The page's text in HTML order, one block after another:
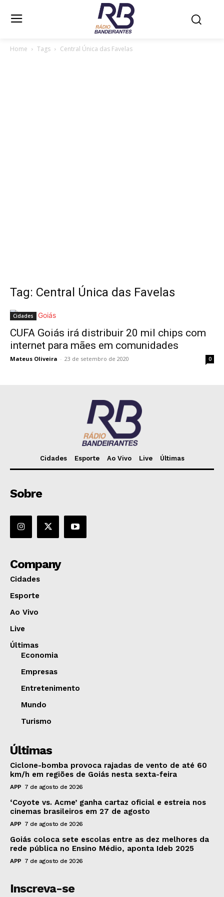
Home Tags Central Única das Favelas
Tag: Central Única das Favelas
Cidades
CUFA Goiás irá distribuir 20 mil chips com
internet para mães em comunidades
Mateus Oliveira - 23 de setembro de 2020 0
Cidades Esporte Ao Vivo Live Últimas
Sobre
Company
Cidades
Esporte
Ao Vivo
Live
Últimas
Economia
Empresas
Entretenimento
Mundo
Turismo
Últimas
Ciclone-bomba provoca rajadas de vento de até 60
km/h em regiões de Goiás nesta sexta-feira
APP 7 de agosto de 2026
‘Coyote vs. Acme’ ganha cartaz oficial e estreia nos
cinemas brasileiros em 27 de agosto
APP 7 de agosto de 2026
Goiás coloca sete escolas entre as dez melhores da
rede pública no Ensino Médio, aponta Ideb 2025
APP 7 de agosto de 2026
Inscreva-se